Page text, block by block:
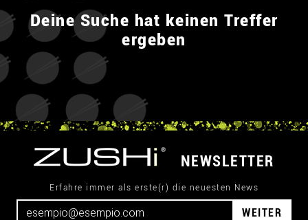
Deine Suche hat keinen Treffer
ergeben
NEWSLETTER
Erfahre immer als erste(r) die neuesten News
WEITER